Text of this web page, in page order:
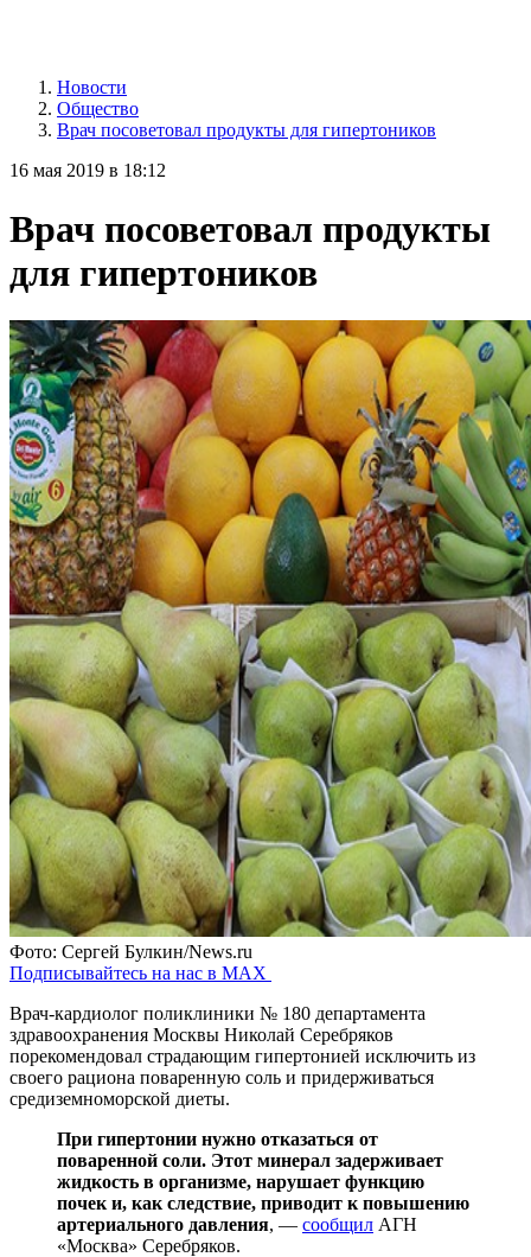
Новости
Общество
Врач посоветовал продукты для гипертоников
16 мая 2019 в 18:12
Врач посоветовал продукты
для гипертоников
Фото: Сергей Булкин/News.ru
Подписывайтесь на нас в MAX
Врач-кардиолог поликлиники № 180 департамента
здравоохранения Москвы Николай Серебряков
порекомендовал страдающим гипертонией исключить из
своего рациона поваренную соль и придерживаться
средиземноморской диеты.
При гипертонии нужно отказаться от
поваренной соли. Этот минерал задерживает
жидкость в организме, нарушает функцию
почек и, как следствие, приводит к повышению
артериального давления, — сообщил АГН
«Москва» Серебряков.